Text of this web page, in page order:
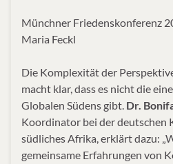
Münchner Friedenskonferenz
Maria Feckl
Die Komplexität der
macht klar, dass es nicht die
Globalen Südens gibt. Dr.
Koordinator bei der deutschen
südliches Afrika, erklärt dazu:
gemeinsame Erfahrungen von